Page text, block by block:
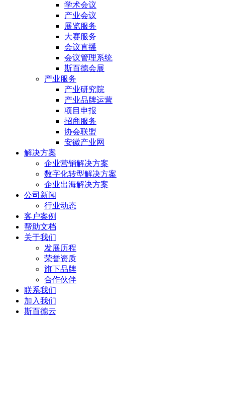
学术会议
产业会议
展览服务
大赛服务
会议直播
会议管理系统
斯百德会展
产业服务
产业研究院
产业品牌运营
项目申报
招商服务
协会联盟
安徽产业网
解决方案
企业营销解决方案
数字化转型解决方案
企业出海解决方案
公司新闻
行业动态
客户案例
帮助文档
关于我们
发展历程
荣誉资质
旗下品牌
合作伙伴
联系我们
加入我们
斯百德云